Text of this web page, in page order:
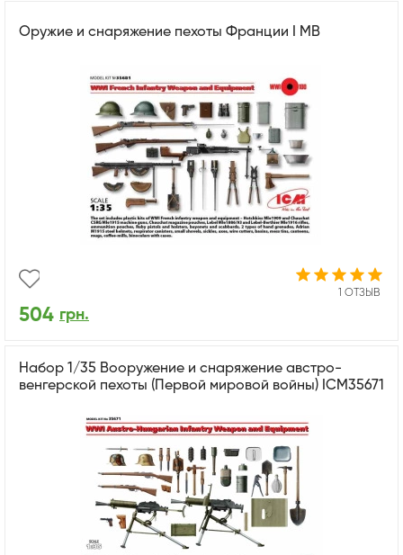
Оружие и снаряжение пехоты Франции І МВ
1 ОТЗЫВ
504 грн.
Набор 1/35 Вооружение и снаряжение австро-
венгерской пехоты (Первой мировой войны) ICM35671